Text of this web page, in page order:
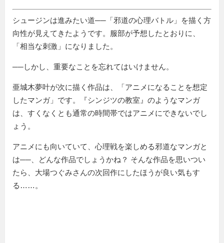
シュージンは進みたい道── 邪道の心理バトル
を描く方
向性が見えてきたようです。服部が予想したとおりに、
相当な刺激
になりました。
──しかし、重要なことを忘れてはいけません。
亜城木夢叶が次に描く作品は、「アニメになることを想定
したマンガ」です。『シンジツの教室』のようなマンガ
は、すくなくとも通常の時間帯ではアニメにできないでし
ょう。
アニメにも向いていて、心理戦を楽しめる邪道なマンガと
は──、どんな作品でしょうかね？ そんな作品を思いつい
たら、大場つぐみさんの次回作にしたほうが良い気もす
る……。